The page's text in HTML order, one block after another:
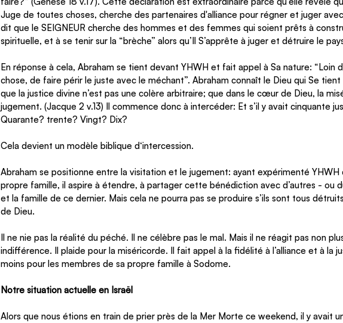
Juge de toutes choses, cherche des partenaires d'alliance pour régner et juger
dit que le SEIGNEUR cherche des hommes et des femmes qui soient prêts à
spirituelle, et à se tenir sur la “brèche” alors qu’Il S’apprête à juger et détruire le
En réponse à cela, Abraham se tient devant YHWH et fait appel à Sa nature: “Loin
chose, de faire périr le juste avec le méchant”. Abraham connaît le Dieu qui Se
que la justice divine n’est pas une colère arbitraire; que dans le cœur de Dieu, la
jugement. (Jacque 2 v.13) Il commence donc à intercéder: Et s’il y avait cinquante
Quarante? trente? Vingt? Dix?
Cela devient un modèle biblique d‘intercession.
Abraham se positionne entre la visitation et le jugement: ayant expérimenté YHWH
propre famille, il aspire à étendre, à partager cette bénédiction avec d’autres - ou
et la famille de ce dernier. Mais cela ne pourra pas se produire s’ils sont tous
de Dieu.
Il ne nie pas la réalité du péché. Il ne célèbre pas le mal. Mais il ne réagit pas non
indifférence. Il plaide pour la miséricorde. Il fait appel à la fidélité à l’alliance et à la
moins pour les membres de sa propre famille à Sodome.
Notre situation actuelle en Israël
Alors que nous étions en train de prier près de la Mer Morte ce weekend, il y avait